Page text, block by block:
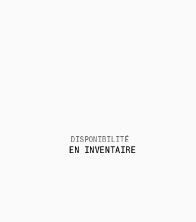
DISPONIBILITÉ
EN INVENTAIRE